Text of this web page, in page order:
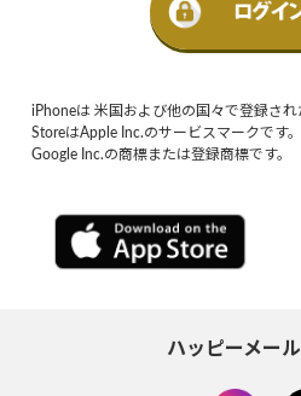
iPhoneは 米国および他の国々で登録さ
StoreはApple Inc.のサービスマークです
Google Inc.の商標または登録商標です。
ハッピーメー